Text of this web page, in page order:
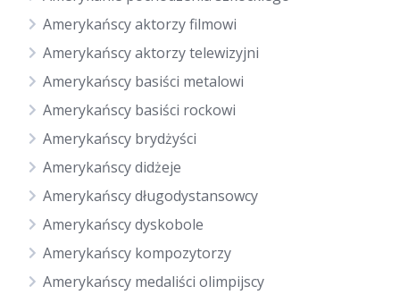
Amerykańscy aktorzy filmowi
Amerykańscy aktorzy telewizyjni
Amerykańscy basiści metalowi
Amerykańscy basiści rockowi
Amerykańscy brydżyści
Amerykańscy didżeje
Amerykańscy długodystansowcy
Amerykańscy dyskobole
Amerykańscy kompozytorzy
Amerykańscy medaliści olimpijscy